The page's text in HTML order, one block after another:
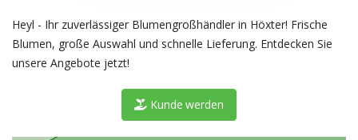
Heyl - Ihr zuverlässiger Blumengroßhändler in Höxter! Frische
Blumen, große Auswahl und schnelle Lieferung. Entdecken Sie
unsere Angebote jetzt!
Kunde werden